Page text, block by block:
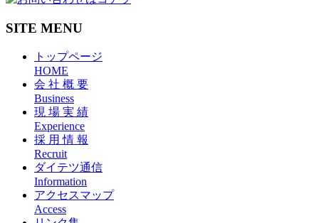
SITE MENU
トップページ
HOME
会 社 概 要
Business
現 場 実 績
Experience
採 用 情 報
Recruit
ダイテツ通信
Information
アクセスマップ
Access